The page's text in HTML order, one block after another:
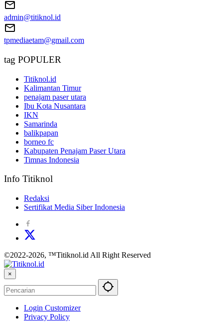
admin@titiknol.id
tpmediaetam@gmail.com
tag POPULER
Titiknol.id
Kalimantan Timur
penajam paser utara
Ibu Kota Nusantara
IKN
Samarinda
balikpapan
borneo fc
Kabupaten Penajam Paser Utara
Timnas Indonesia
Info Titiknol
Redaksi
Sertifikat Media Siber Indonesia
©2022-2026, ™Titiknol.id All Right Reserved
×
Login Customizer
Privacy Policy